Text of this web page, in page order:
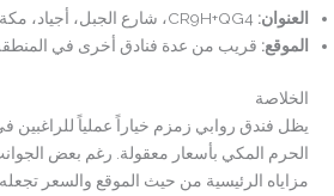
العنوان:
الموقع: قريب من عدة فنادق أخرى في
الخلاصة
يظل فندق روابي زمزم خياراً عملياً للراغبين
الحرم المكي بأسعار معقولة. رغم بعض الجوانب
مزاياه الرئيسية من حيث الموقع والسعر